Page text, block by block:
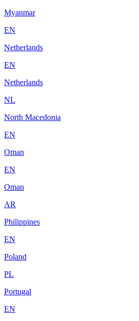
Myanmar
EN
Netherlands
EN
Netherlands
NL
North Macedonia
EN
Oman
EN
Oman
AR
Philippines
EN
Poland
PL
Portugal
EN